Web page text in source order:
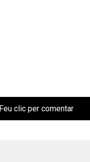
Feu clic per comentar